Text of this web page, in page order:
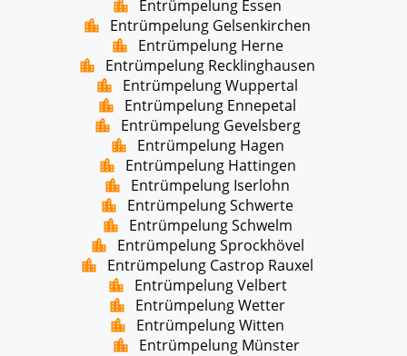
Entrümpelung Essen
Entrümpelung Gelsenkirchen
Entrümpelung Herne
Entrümpelung Recklinghausen
Entrümpelung Wuppertal
Entrümpelung Ennepetal
Entrümpelung Gevelsberg
Entrümpelung Hagen
Entrümpelung Hattingen
Entrümpelung Iserlohn
Entrümpelung Schwerte
Entrümpelung Schwelm
Entrümpelung Sprockhövel
Entrümpelung Castrop Rauxel
Entrümpelung Velbert
Entrümpelung Wetter
Entrümpelung Witten
Entrümpelung Münster